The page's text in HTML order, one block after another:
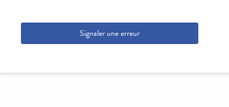
Signaler une erreur